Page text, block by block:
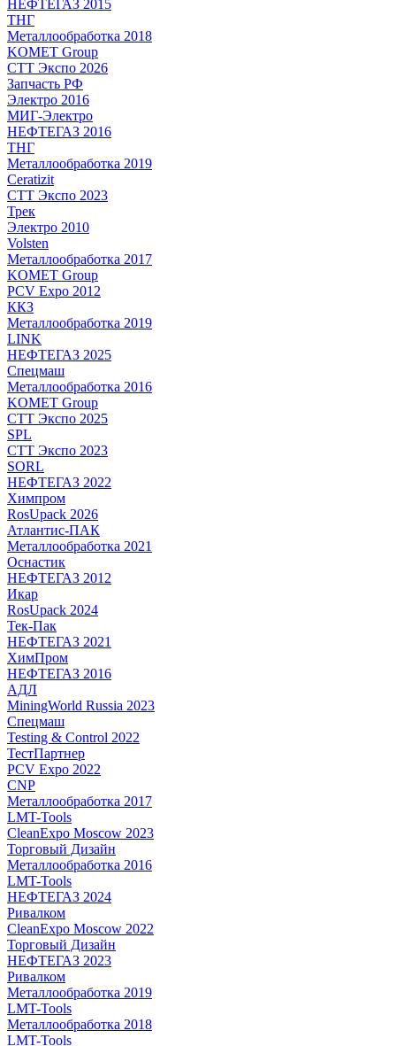
НЕФТЕГАЗ 2015
ТНГ
Металлообработка 2018
KOMET Group
СТТ Экспо 2026
Запчасть РФ
Электро 2016
МИГ-Электро
НЕФТЕГАЗ 2016
ТНГ
Металлообработка 2019
Ceratizit
СТТ Экспо 2023
Трек
Электро 2010
Volsten
Металлообработка 2017
KOMET Group
PCV Expo 2012
ККЗ
Металлообработка 2019
LINK
НЕФТЕГАЗ 2025
Спецмаш
Металлообработка 2016
KOMET Group
СТТ Экспо 2025
SPL
СТТ Экспо 2023
SORL
НЕФТЕГАЗ 2022
Химпром
RosUpack 2026
Атлантис-ПАК
Металлообработка 2021
Оснастик
НЕФТЕГАЗ 2012
Икар
RosUpack 2024
Тек-Пак
НЕФТЕГАЗ 2021
ХимПром
НЕФТЕГАЗ 2016
АДЛ
MiningWorld Russia 2023
Спецмаш
Testing & Control 2022
ТестПартнер
PCV Expo 2022
CNP
Металлообработка 2017
LMT-Tools
CleanExpo Moscow 2023
Торговый Дизайн
Металлообработка 2016
LMT-Tools
НЕФТЕГАЗ 2024
Ривалком
CleanExpo Moscow 2022
Торговый Дизайн
НЕФТЕГАЗ 2023
Ривалком
Металлообработка 2019
LMT-Tools
Металлообработка 2018
LMT-Tools